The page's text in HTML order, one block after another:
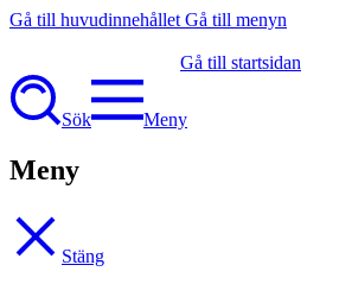
Gå till huvudinnehållet Gå till menyn
Gå till startsidan
Sök Meny
Meny
Stäng